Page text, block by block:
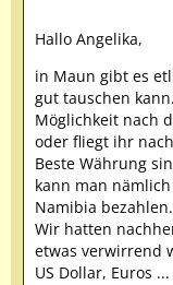
Hallo Angelika,
in Maun gibt es
gut tauschen
Möglichkeit nach
oder fliegt ihr
Beste Währung
kann man
Namibia
Wir hatten
etwas verwirrend
US Dollar, Euros ...